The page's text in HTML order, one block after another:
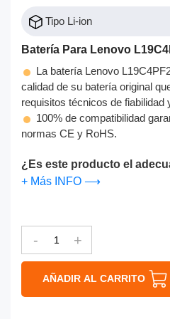
Tipo Li-ion
Batería Para Lenovo
La batería Lenovo
calidad de su batería original
requisitos técnicos de fiabilidad
100% de compatibilidad
normas CE y RoHS.
¿Es este producto el
+ Más INFO ⟶
- +
AÑADIR AL CARRITO